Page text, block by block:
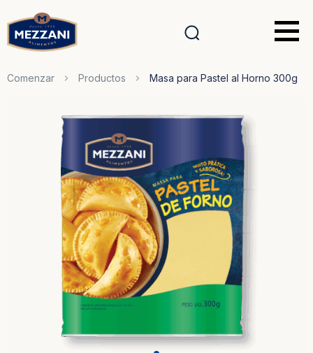
Comenzar Productos Masa para Pastel al Horno 300g